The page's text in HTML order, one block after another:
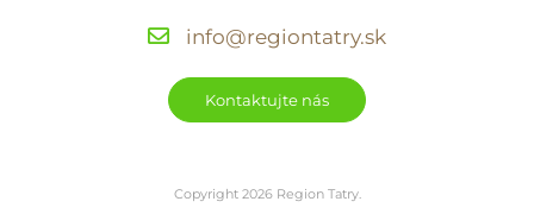
info@regiontatry.sk
Kontaktujte nás
Copyright 2026 Region Tatry.